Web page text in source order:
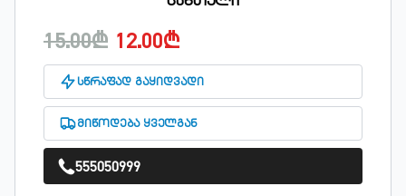
15.00₾ 12.00₾
სწრაფად გაყიდვადი
მიწოდება ყველგან
555050999